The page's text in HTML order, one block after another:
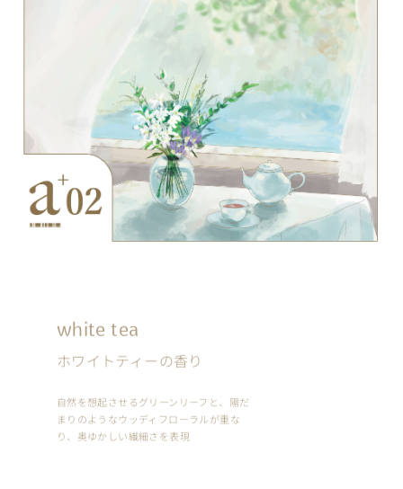
FRAGRANCE
white tea
ホワイトティーの香り
自然を想起させるグリーンリーフと、 陽だ
まりのようなウッディフローラルが重な
り、
奥ゆかしい繊細さを表現